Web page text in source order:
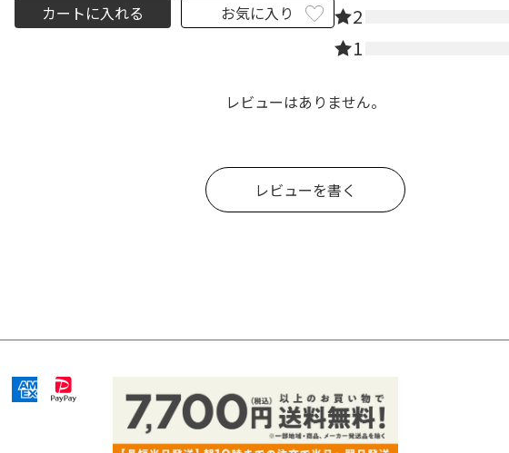
カートに入れる お気に入り
2
1
レビューはありません。
レビューを書く